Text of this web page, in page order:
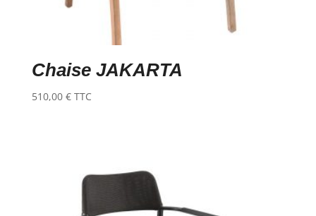
Chaise JAKARTA
510,00 € TTC